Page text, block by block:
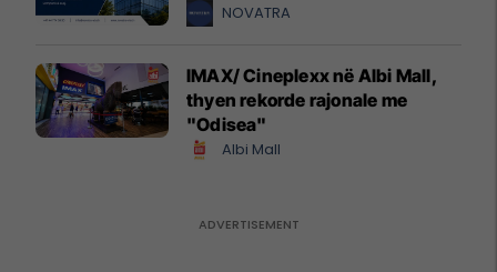
NOVATRA
IMAX/ Cineplexx në Albi Mall,
thyen rekorde rajonale me
"Odisea"
Albi Mall